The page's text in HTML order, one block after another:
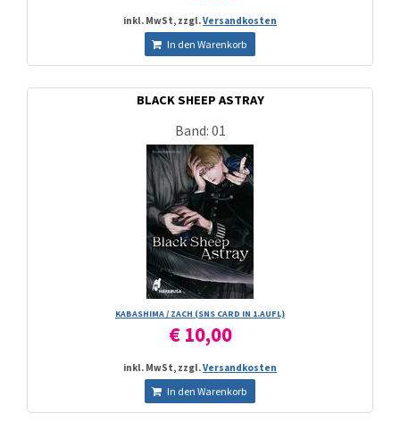
inkl. MwSt, zzgl.Versandkosten
In den Warenkorb
BLACK SHEEP ASTRAY
Band: 01
KABASHIMA /­ ZACH (SNS CARD IN 1.AUFL)
€ 10,00
inkl. MwSt, zzgl.Versandkosten
In den Warenkorb